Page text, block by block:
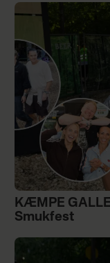
KÆMPE
Smukfest